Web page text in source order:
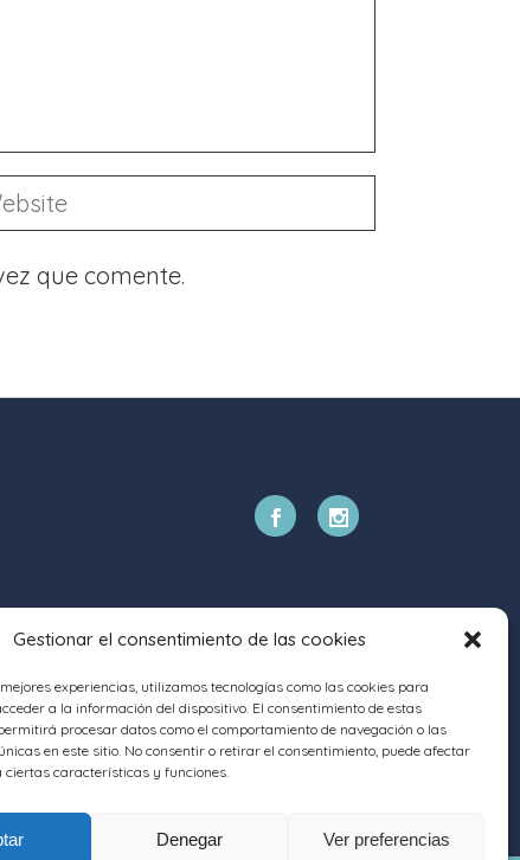
Gestionar el consentimiento de las cookies
experiencias, utilizamos tecnologías como las cookies para
a la información del dispositivo. El consentimiento de estas
procesar datos como el comportamiento de navegación o las
en este sitio. No consentir o retirar el consentimiento, puede afectar
ciertas características y funciones.
Denegar Ver preferencias
que comente.